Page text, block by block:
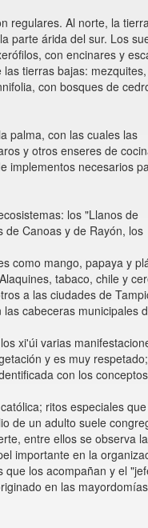
regulares. Al norte, la
parte árida del sur. Los
con encinares y
tierras bajas: mezquites,
con bosques de
palma, con las cuales las
y otros enseres de
implementos necesarios
los "Llanos de
de Canoas y de Rayón, los
como mango, papaya y
tabaco, chile y
a las ciudades de
cabeceras municipales
xi'úi varias
y es muy
con los
ritos especiales
de un adulto suele
entre ellos se observa la
importante en la
que los acompañan y el
en las